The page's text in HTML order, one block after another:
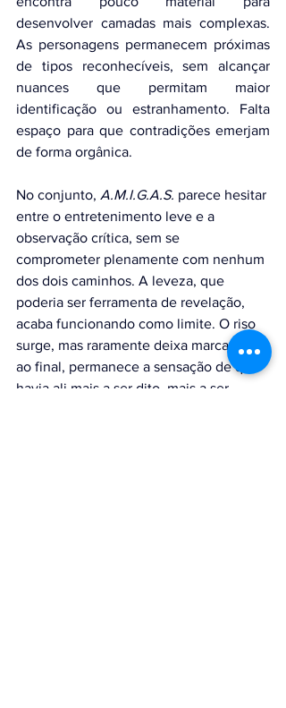
desenvolver camadas mais complexas.
As personagens permanecem próximas
de tipos reconhecíveis, sem alcançar
nuances que permitam maior
identificação ou estranhamento. Falta
espaço para que contradições emerjam
de forma orgânica.
No conjunto, A.M.I.G.A.S. parece hesitar
entre o entretenimento leve e a
observação crítica, sem se
comprometer plenamente com nenhum
dos dois caminhos. A leveza, que
poderia ser ferramenta de revelação,
acaba funcionando como limite. O riso
surge, mas raramente deixa marcas. E,
ao final, permanece a sensação de que
havia ali mais a ser dito, mais a ser